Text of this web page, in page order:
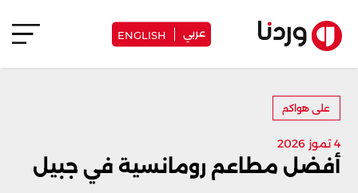
عربي ENGLISH
على هواكم
4 تموز 2026
أفضل مطاعم رومانسية في جبيل